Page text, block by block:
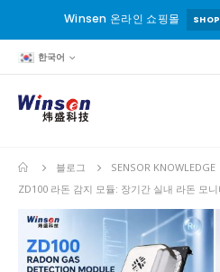
Winsen 온라인 쇼핑몰
한국어
블로그
SENSOR KNOWLEDGE
ZD100 라돈 감지 모듈: 장기간 실내 라돈 모